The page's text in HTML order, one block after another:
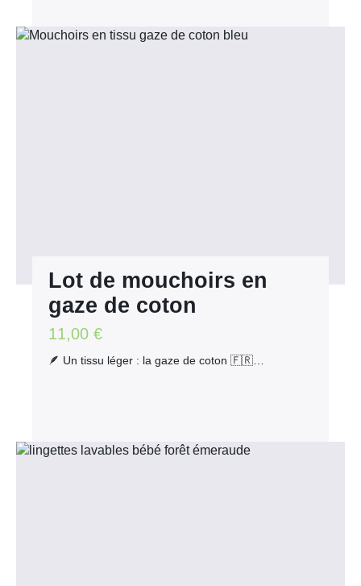
Lot de mouchoirs en
gaze de coton
11,00€
🪶 Un tissu léger : la gaze de coton 🇫🇷…